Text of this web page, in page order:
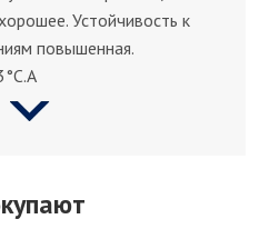
Устойчивость к
повышенная.